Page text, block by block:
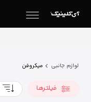
لوازم جانبی میکروفن